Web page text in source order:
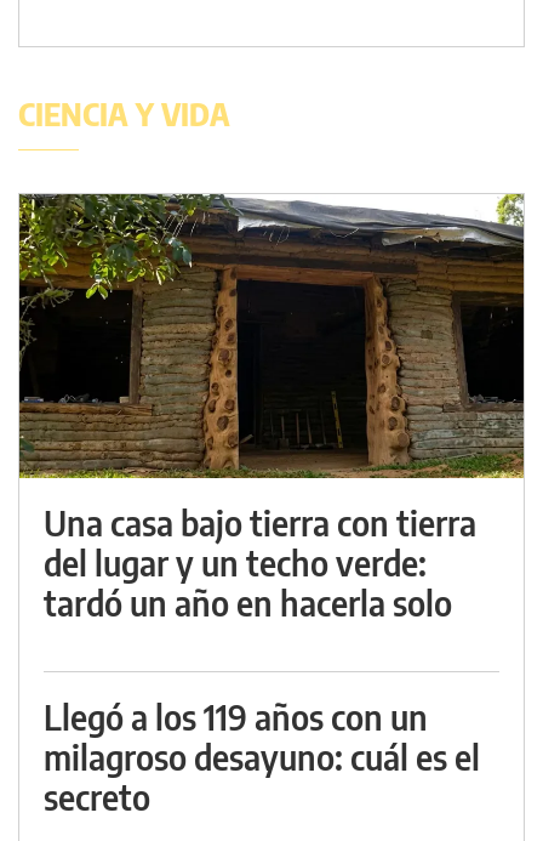
CIENCIA Y VIDA
Una casa bajo tierra con tierra
del lugar y un techo verde:
tardó un año en hacerla solo
Llegó a los 119 años con un
milagroso desayuno: cuál es el
secreto